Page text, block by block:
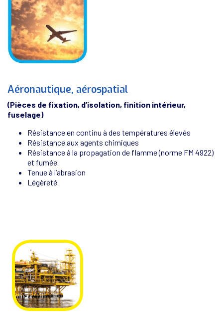
Aéronautique, aérospatial
(Pièces de fixation, d’isolation, finition intérieur,
fuselage)
Résistance en continu à des températures élevés
Résistance aux agents chimiques
Résistance à la propagation de flamme (norme FM 4922)
et fumée
Tenue à l’abrasion
Légèreté